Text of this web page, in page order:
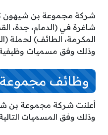
شاغرة في (الدمام، جدة،
المكرمة، الطائف) لحملة
وذلك وفق مسميات وظيفية
وظائف
أعلنت شركة مجموعة بن
وذلك وفق المسميات